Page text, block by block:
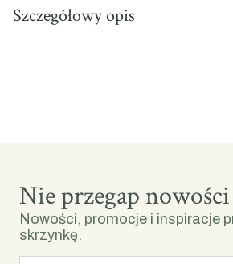
Szczegółowy opis
Nie przegap
Nowości, promocje i inspiracje
skrzynkę.